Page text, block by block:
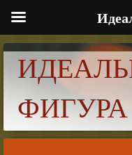
ФИГУРА